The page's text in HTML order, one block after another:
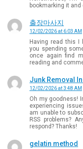
bookmarking it
출장마사지
12/02/2026 at 6:03 AM
Having read this I
you spending
once again find
reading and
Junk Removal
12/02/2026 at 3:48 AM
Oh my goodness!
experiencing
am unable to
RSS problems?
respond? Thanks!
gelatin method